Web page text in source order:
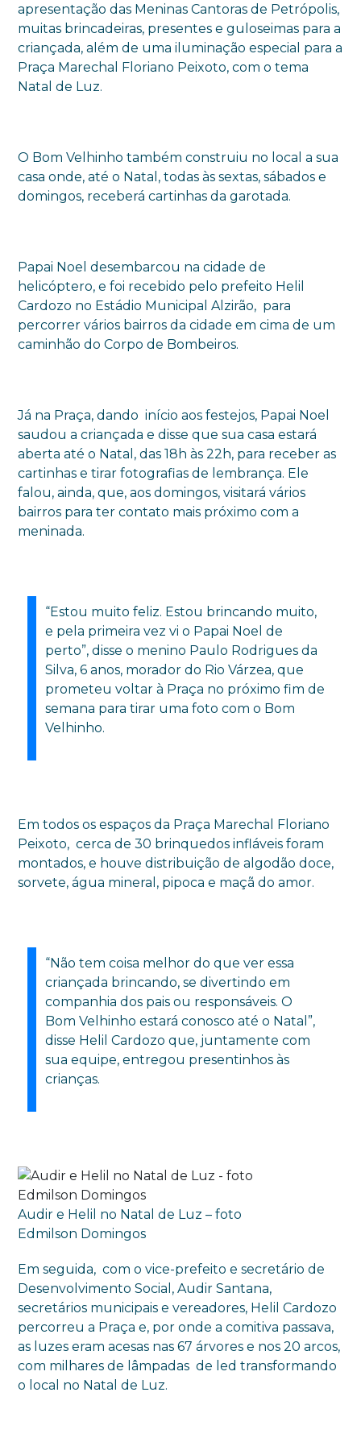
apresentação das Meninas Cantoras de Petrópolis,
muitas brincadeiras, presentes e guloseimas para a
criançada, além de uma iluminação especial para a
Praça Marechal Floriano Peixoto, com o tema
Natal de Luz.
O Bom Velhinho também construiu no local a sua
casa onde, até o Natal, todas às sextas, sábados e
domingos, receberá cartinhas da garotada.
Papai Noel desembarcou na cidade de
helicóptero, e foi recebido pelo prefeito Helil
Cardozo no Estádio Municipal Alzirão, para
percorrer vários bairros da cidade em cima de um
caminhão do Corpo de Bombeiros.
Já na Praça, dando início aos festejos, Papai Noel
saudou a criançada e disse que sua casa estará
aberta até o Natal, das 18h às 22h, para receber as
cartinhas e tirar fotografias de lembrança. Ele
falou, ainda, que, aos domingos, visitará vários
bairros para ter contato mais próximo com a
meninada.
“Estou muito feliz. Estou brincando muito,
e pela primeira vez vi o Papai Noel de
perto”, disse o menino Paulo Rodrigues da
Silva, 6 anos, morador do Rio Várzea, que
prometeu voltar à Praça no próximo fim de
semana para tirar uma foto com o Bom
Velhinho.
Em todos os espaços da Praça Marechal Floriano
Peixoto, cerca de 30 brinquedos infláveis foram
montados, e houve distribuição de algodão doce,
sorvete, água mineral, pipoca e maçã do amor.
“Não tem coisa melhor do que ver essa
criançada brincando, se divertindo em
companhia dos pais ou responsáveis. O
Bom Velhinho estará conosco até o Natal”,
disse Helil Cardozo que, juntamente com
sua equipe, entregou presentinhos às
crianças.
Audir e Helil no Natal de Luz – foto
Edmilson Domingos
Em seguida, com o vice-prefeito e secretário de
Desenvolvimento Social, Audir Santana,
secretários municipais e vereadores, Helil Cardozo
percorreu a Praça e, por onde a comitiva passava,
as luzes eram acesas nas 67 árvores e nos 20 arcos,
com milhares de lâmpadas de led transformando
o local no Natal de Luz.